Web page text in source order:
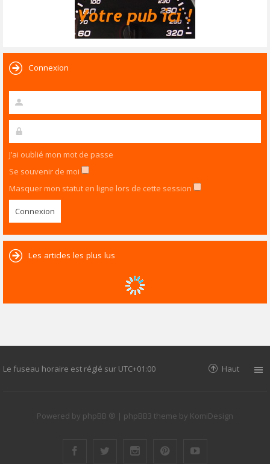
Connexion
J’ai oublié mon mot de passe
Se souvenir de moi
Masquer mon statut en ligne lors de cette session
Les articles les plus lus
Le fuseau horaire est réglé sur UTC+01:00 Haut
Powered by phpBB ® | phpBB3 theme by KomiDesign